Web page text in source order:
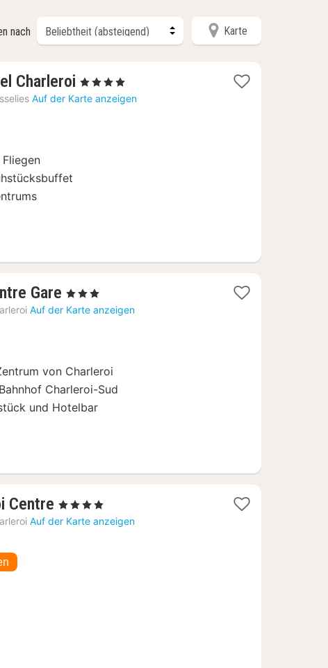
nach Karte
Charleroi 1
Nacht
, 4 Sterne
Auf der Karte anzeigen
Gare 1
Nacht
, 3 Sterne
Auf der Karte anzeigen
von Charleroi
Charleroi-Sud
und Hotelbar
Centre 1
Nacht
, 4 Sterne
Auf der Karte anzeigen